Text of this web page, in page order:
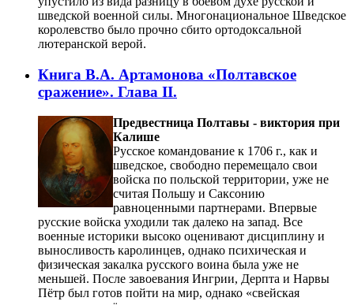
шведской военной силы. Многонациональное Шведское
королевство было прочно сбито ортодоксальной
лютеранской верой.
Книга В.А. Артамонова «Полтавское
сражение». Глава II.
Предвестница Полтавы - виктория при
Калише
Русское командование к 1706 г., как и
шведское, свободно перемещало свои
войска по польской территории, уже не
считая Польшу и Саксонию
равноценными партнерами. Впервые
русские войска уходили так далеко на запад. Все
военные историки высоко оценивают дисциплину и
выносливость каролинцев, однако психическая и
физическая закалка русского воина была уже не
меньшей. После завоевания Ингрии, Дерпта и Нарвы
Пётр был готов пойти на мир, однако «свейская